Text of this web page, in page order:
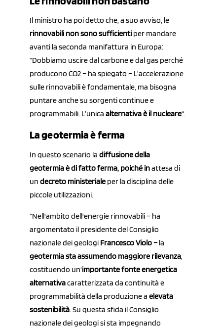
Il ministro ha poi detto che, a suo avviso, le
rinnovabili non sono sufficienti per mandare
avanti la seconda manifattura in Europa:
“Dobbiamo uscire dal carbone e dal gas perché
producono CO2 – ha spiegato – L’accelerazione
sulle rinnovabili è fondamentale, ma bisogna
puntare anche su sorgenti continue e
programmabili. L’unica alternativa è il nucleare“.
La geotermia è ferma
In questo scenario la diffusione della
geotermia è di fatto ferma, poiché inattesa di
un decreto ministeriale per la disciplina delle
piccole utilizzazioni.
“Nell'ambito dell'energie rinnovabili – ha
argomentato il presidente del Consiglio
nazionale dei geologi Francesco Violo – la
geotermia sta assumendo maggiore rilevanza,
costituendo un'importante fonte energetica
alternativacaratterizzata da continuità e
programmabilità della produzione a elevata
sostenibilità. Su questa sfida il Consiglio
nazionale dei geologi si sta impegnando